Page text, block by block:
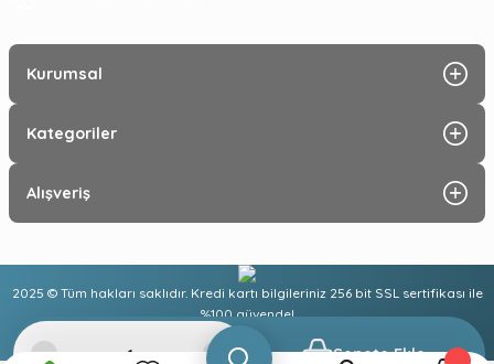
Sepete Ekle
Kurumsal
Kategoriler
Alışveriş
2025 © Tüm hakları saklıdır. Kredi kartı bilgileriniz 256 bit SSL sertifikası ile
%100 güvende!